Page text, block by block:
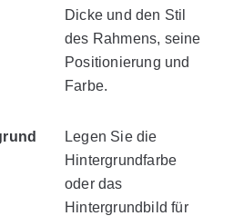
Dicke und den Stil
des Rahmens, seine
Positionierung und
Farbe.
Legen Sie die
Hintergrundfarbe
oder das
Hintergrundbild für